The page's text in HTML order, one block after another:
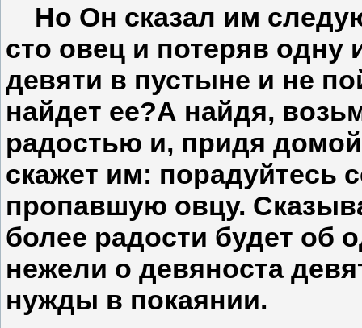
Но Он сказал им
сто овец и потеряв одну
девяти в пустыне и не
найдет ее?А найдя,
радостью и, придя
скажет им:
пропавшую овцу.
более радости будет об
нежели о девяноста
нужды в покаянии.